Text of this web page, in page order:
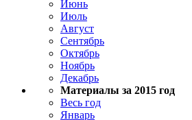
Июнь
Июль
Август
Сентябрь
Октябрь
Ноябрь
Декабрь
Материалы за 2015 год
Весь год
Январь